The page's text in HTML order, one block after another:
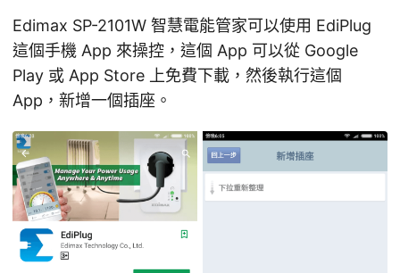
Edimax SP-2101W 智慧電能管家可以使用 EdiPlug
這個手機 App 來操控，這個 App 可以從 Google
Play 或 App Store 上免費下載，然後執行這個
App，新增一個插座。